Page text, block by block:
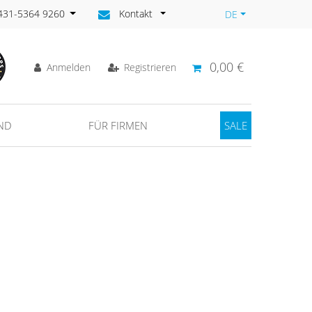
5364 9260 Kontakt DE
Anmelden Registrieren 0,00 €
FÜR FIRMEN SALE